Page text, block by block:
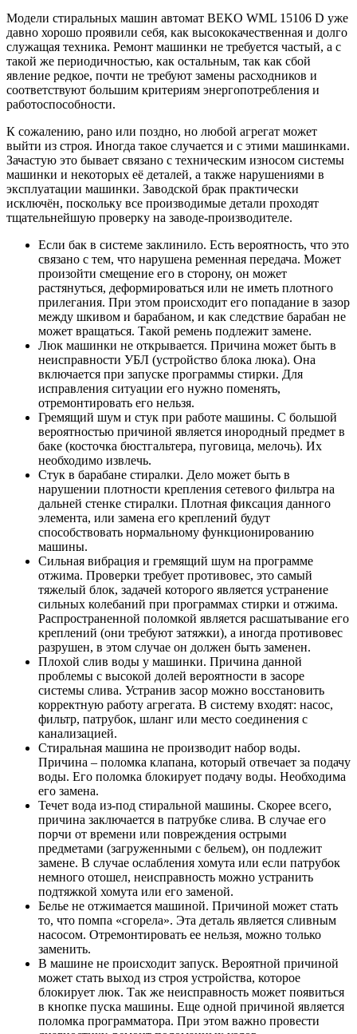
Модели стиральных машин автомат BEKO WML 15106 D уже
давно хорошо проявили себя, как высококачественная и долго
служащая техника. Ремонт машинки не требуется частый, а с
такой же периодичностью, как остальным, так как сбой
явление редкое, почти не требуют замены расходников и
соответствуют большим критериям энергопотребления и
работоспособности.
К сожалению, рано или поздно, но любой агрегат может
выйти из строя. Иногда такое случается и с этими машинками.
Зачастую это бывает связано с техническим износом системы
машинки и некоторых её деталей, а также нарушениями в
эксплуатации машинки. Заводской брак практически
исключён, поскольку все производимые детали проходят
тщательнейшую проверку на заводе-производителе.
Если бак в системе заклинило. Есть вероятность, что это
связано с тем, что нарушена ременная передача. Может
произойти смещение его в сторону, он может
растянуться, деформироваться или не иметь плотного
прилегания. При этом происходит его попадание в зазор
между шкивом и барабаном, и как следствие барабан не
может вращаться. Такой ремень подлежит замене.
Люк машинки не открывается. Причина может быть в
неисправности УБЛ (устройство блока люка). Она
включается при запуске программы стирки. Для
исправления ситуации его нужно поменять,
отремонтировать его нельзя.
Гремящий шум и стук при работе машины. С большой
вероятностью причиной является инородный предмет в
баке (косточка бюстгальтера, пуговица, мелочь). Их
необходимо извлечь.
Стук в барабане стиралки. Дело может быть в
нарушении плотности крепления сетевого фильтра на
дальней стенке стиралки. Плотная фиксация данного
элемента, или замена его креплений будут
способствовать нормальному функционированию
машины.
Сильная вибрация и гремящий шум на программе
отжима. Проверки требует противовес, это самый
тяжелый блок, задачей которого является устранение
сильных колебаний при программах стирки и отжима.
Распространенной поломкой является расшатывание его
креплений (они требуют затяжки), а иногда противовес
разрушен, в этом случае он должен быть заменен.
Плохой слив воды у машинки. Причина данной
проблемы с высокой долей вероятности в засоре
системы слива. Устранив засор можно восстановить
корректную работу агрегата. В систему входят: насос,
фильтр, патрубок, шланг или место соединения с
канализацией.
Стиральная машина не производит набор воды.
Причина – поломка клапана, который отвечает за подачу
воды. Его поломка блокирует подачу воды. Необходима
его замена.
Течет вода из-под стиральной машины. Скорее всего,
причина заключается в патрубке слива. В случае его
порчи от времени или повреждения острыми
предметами (загруженными с бельем), он подлежит
замене. В случае ослабления хомута или если патрубок
немного отошел, неисправность можно устранить
подтяжкой хомута или его заменой.
Белье не отжимается машиной. Причиной может стать
то, что помпа «сгорела». Эта деталь является сливным
насосом. Отремонтировать ее нельзя, можно только
заменить.
В машине не происходит запуск. Вероятной причиной
может стать выход из строя устройства, которое
блокирует люк. Так же неисправность может появиться
в кнопке пуска машины. Еще одной причиной является
поломка программатора. При этом важно провести